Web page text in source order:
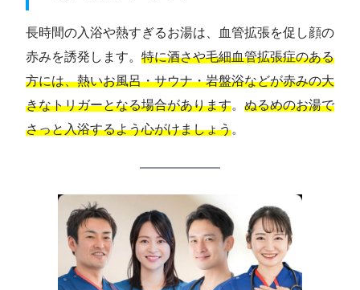
長時間の入浴や熱すぎるお湯は、血管拡張を促し顔の
赤みを誘発します。 特に酒さや毛細血管拡張症のある
方には、熱いお風呂・サウナ・岩盤浴などが赤みの大
きなトリガーとなる場合があります。 ぬるめのお湯で
さっと入浴するよう心がけましょう。